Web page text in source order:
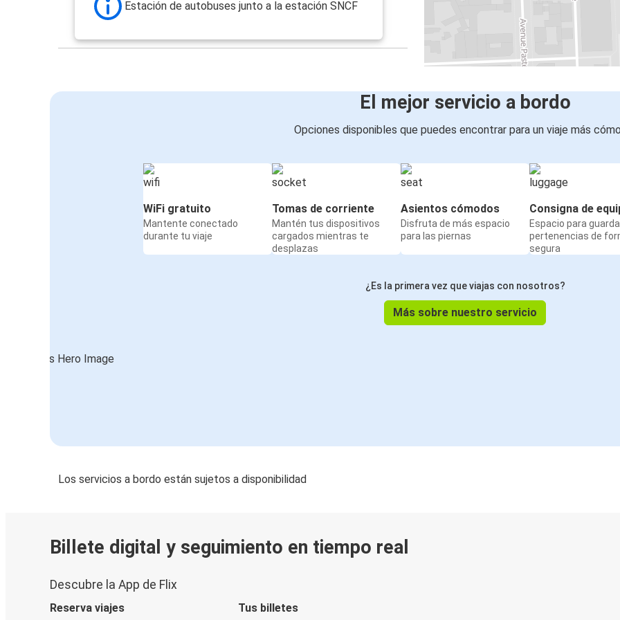
Estación de autobuses junto a la estación SNCF
El mejor servicio a bordo
Opciones disponibles que puedes encontrar para un viaje más
WiFi gratuito
Mantente conectado
durante tu viaje
Tomas de corriente
Mantén tus dispositivos
cargados mientras te
desplazas
Asientos cómodos
Disfruta de más espacio
para las piernas
Consigna de
Espacio para
pertenencias de
segura
¿Es la primera vez que viajas con nosotros?
Más sobre nuestro servicio
Los servicios a bordo están sujetos a disponibilidad
Billete digital y seguimiento en tiempo real
Descubre la App de Flix
Reserva viajes Tus billetes